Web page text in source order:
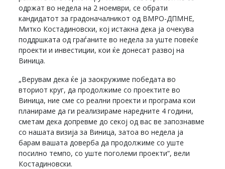
одржат во недела на 2 ноември, се обрати
кандидатот за градоначалникот од ВМРО-ДПМНЕ,
Митко Костадиновски, кој истакна дека ја очекува
поддршката од граѓаните во недела за уште повеќе
проекти и инвестиции, кои ќе донесат развој на
Виница.
„Верувам дека ќе ја заокружиме победата во
вториот круг, да продолжиме со проектите во
Виница, ние сме со реални проекти и програма кои
планираме да ги реализираме наредните 4 години,
сметам дека допревме до секој од вас ве запознавме
со нашата визија за Виница, затоа во недела ја
барам вашата доверба да продолжиме со уште
посилно темпо, со уште поголеми проекти“, вели
Костадиновски.